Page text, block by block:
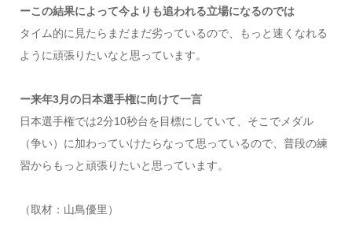
ーこの結果によって今よりも追われる立場になるのでは
タイム的に見たらまだまだ劣っているので、もっと速くなれる
ように頑張りたいなと思っています。
ー来年3月の日本選手権に向けて一言
日本選手権では2分10秒台を目標にしていて、そこでメダル
（争い）に加わっていけたらなって思っているので、普段の練
習からもっと頑張りたいと思っています。
（取材：山鳥優里）